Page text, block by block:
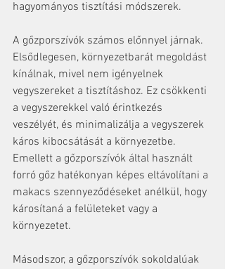
hagyományos tisztítási módszerek.
A gőzporszívók számos előnnyel járnak.
Elsődlegesen, környezetbarát megoldást
kínálnak, mivel nem igényelnek
vegyszereket a tisztításhoz. Ez csökkenti
a vegyszerekkel való érintkezés
veszélyét, és minimalizálja a vegyszerek
káros kibocsátását a környezetbe.
Emellett a gőzporszívók által használt
forró gőz hatékonyan képes eltávolítani a
makacs szennyeződéseket anélkül, hogy
károsítaná a felületeket vagy a
környezetet.
Másodszor, a gőzporszívók sokoldalúak